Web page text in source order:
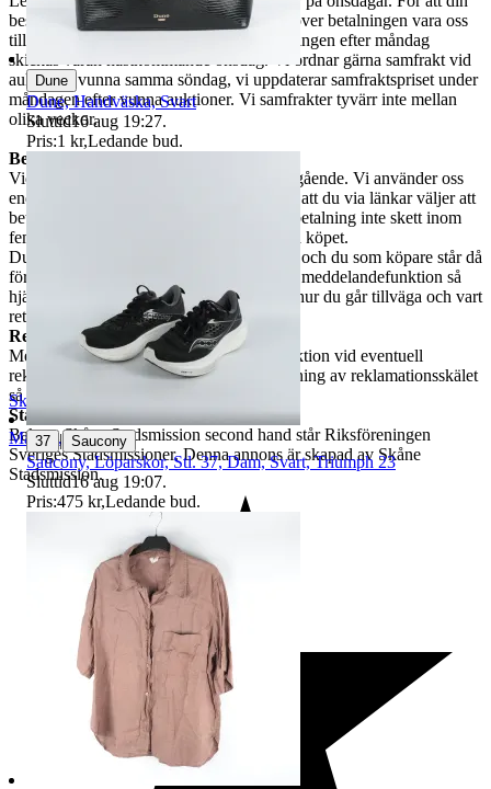
beställning ska skickas samma vecka behöver betalningen vara oss
tillhanda senast på måndagen. Sker betalningen efter måndag
skickas varan nästkommande onsdag. Vi ordnar gärna samfrakt vid
auktioner vunna samma söndag, vi uppdaterar samfraktspriset under
måndagen efter vunna auktioner. Vi samfrakter tyvärr inte mellan
olika veckor.
Betalning och ångerrätt
Vid vunnen auktion bör betalning ske omgående. Vi använder oss
endast av Traderabetalning, vilket innebär att du via länkar väljer att
betala med Swish, kort eller PayPal. Om betalning inte skett inom
fem dagar förbehåller vi oss rätten att häva köpet.
Du har rätt att ångra köpet inom 14 dagar, och du som köpare står då
för returfrakten. Meddela oss via Traderas meddelandefunktion så
hjälper vi dig vidare med information om hur du går tillväga och vart
returen ska skickas.
Reklamation
Meddela oss via Traderas meddelandefunktion vid eventuell
reklamation. Bifoga bilder och en beskrivning av reklamationsskälet
så hjälper vi dig vidare.
Stadsmissionens second hand
Bakom Skåne Stadsmission second hand står Riksföreningen
Sveriges Stadsmissioner. Denna annons är skapad av Skåne
Stadsmission.
SkåneStadsmission
Malmö, Sverige
Dune
Dune, Handväska, Svart
Sluttid16 aug 19:27.
Pris:1 kr,Ledande bud.
37 | Saucony
Saucony, Löparskor, Stl. 37, Dam, Svart, Triumph 23
Sluttid16 aug 19:07.
Pris:475 kr,Ledande bud.